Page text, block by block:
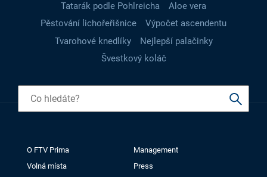
Tatarák podle Pohlreicha
Aloe vera
Pěstování lichořeřišnice
Výpočet ascendentu
Tvarohové knedlíky
Nejlepší palačinky
Švestkový koláč
O FTV Prima
Management
Volná místa
Press